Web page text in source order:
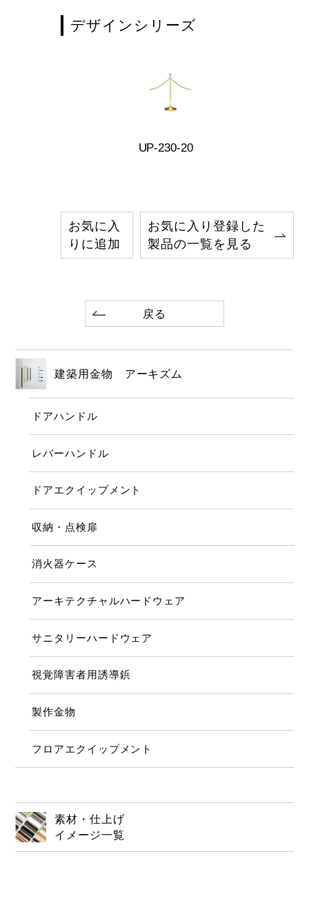
デザインシリーズ
UP-230-20
お気に入
りに追加
お気に入り登録した
製品の一覧を見る
戻る
建築用金物 アーキズム
ドアハンドル
レバーハンドル
ドアエクイップメント
収納・点検扉
消火器ケース
アーキテクチャルハードウェア
サニタリーハードウェア
視覚障害者用誘導鋲
製作金物
フロアエクイップメント
素材・仕上げ
イメージ一覧